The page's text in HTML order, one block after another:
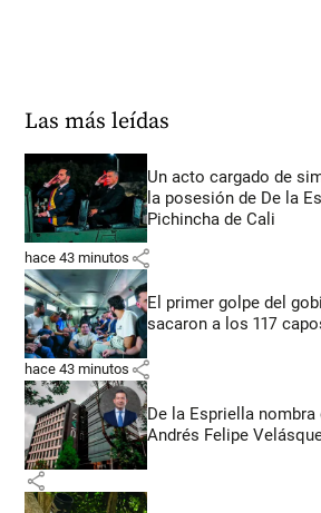
Las más leídas
Un acto cargado de
la posesión de De la
Pichincha de Cali
hace 43 minutos share
El primer golpe del
sacaron a los 117
hace 43 minutos share
De la Espriella
Andrés Felipe
share